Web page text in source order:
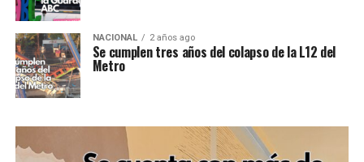
NACIONAL 2 años ago
Se cumplen tres años del colapso de la L12 del
Metro